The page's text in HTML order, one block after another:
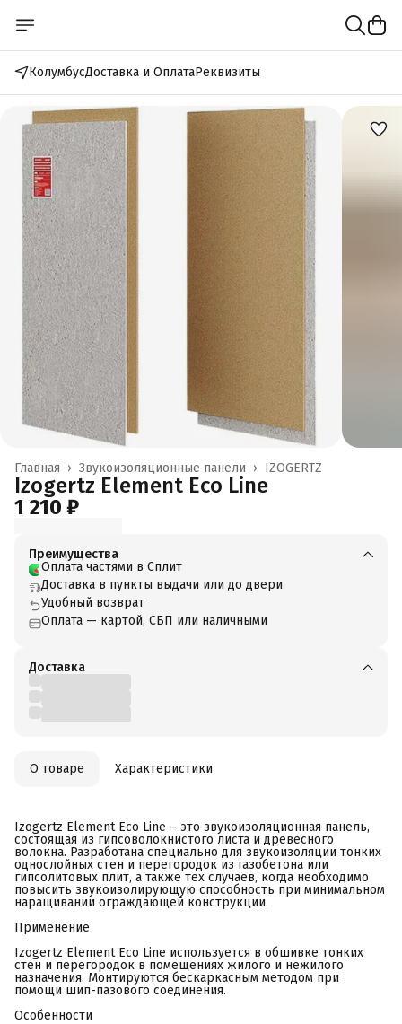
КолумбусДоставка и ОплатаРеквизиты
IZOGERTZ
Звукоизоляционные панели ›
Главная ›
Izogertz Element Eco Line
1 210 ₽
Преимущества
Оплата частями в Сплит
Доставка в пункты выдачи или до двери
Удобный возврат
Оплата — картой, СБП или наличными
Доставка
О товаре Характеристики
Izogertz Element Eco Line – это звукоизоляционная панель,
состоящая из гипсоволокнистого листа и древесного
волокна. Разработана специально для звукоизоляции тонких
однослойных стен и перегородок из газобетона или
гипсолитовых плит, а также тех случаев, когда необходимо
повысить звукоизолирующую способность при минимальном
наращивании ограждающей конструкции.
Применение
Izogertz Element Eco Line используется в обшивке тонких
стен и перегородок в помещениях жилого и нежилого
назначения. Монтируются бескаркасным методом при
помощи шип-пазового соединения.
Особенности